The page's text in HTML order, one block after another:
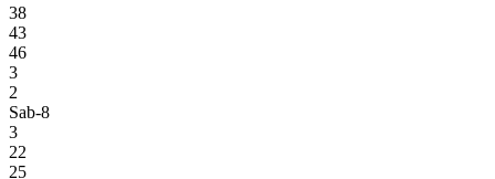
38
43
46
3
2
Sab-8
3
22
25